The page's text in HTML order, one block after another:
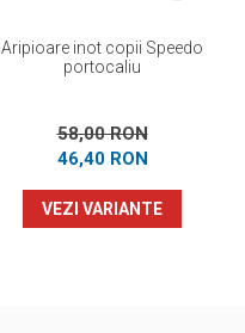
Aripioare inot copii Speedo
portocaliu
58,00 RON
46,40 RON
VEZI VARIANTE